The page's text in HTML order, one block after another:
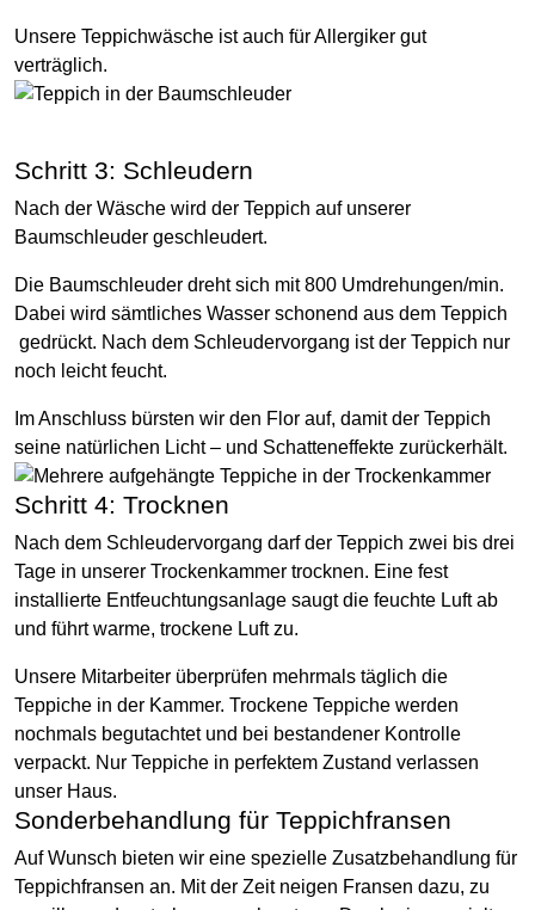
Unsere Teppichwäsche ist auch für Allergiker gut
verträglich.
Schritt 3: Schleudern
Nach der Wäsche wird der Teppich auf unserer
Baumschleuder geschleudert.
Die Baumschleuder dreht sich mit 800 Umdrehungen/min.
Dabei wird sämtliches Wasser schonend aus dem Teppich
gedrückt. Nach dem Schleudervorgang ist der Teppich nur
noch leicht feucht.
Im Anschluss bürsten wir den Flor auf, damit der Teppich
seine natürlichen Licht – und Schatteneffekte zurückerhält.
Schritt 4: Trocknen
Nach dem Schleudervorgang darf der Teppich zwei bis drei
Tage in unserer Trockenkammer trocknen. Eine fest
installierte Entfeuchtungsanlage saugt die feuchte Luft ab
und führt warme, trockene Luft zu.
Unsere Mitarbeiter überprüfen mehrmals täglich die
Teppiche in der Kammer. Trockene Teppiche werden
nochmals begutachtet und bei bestandener Kontrolle
verpackt. Nur Teppiche in perfektem Zustand verlassen
unser Haus.
Sonderbehandlung für Teppichfransen
Auf Wunsch bieten wir eine spezielle Zusatzbehandlung für
Teppichfransen an. Mit der Zeit neigen Fransen dazu, zu